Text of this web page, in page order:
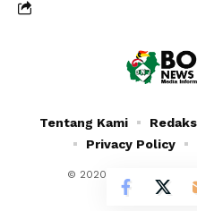
© 2020 - 2024 - PT.
Tentang Kami
Privacy Policy